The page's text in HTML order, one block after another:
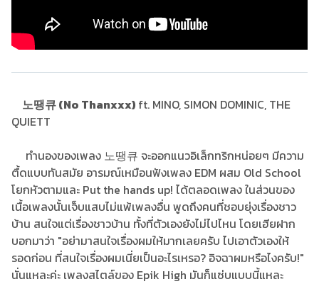
노땡큐 (No Thanxxx) ft. MINO, SIMON DOMINIC, THE
QUIETT
ทำนองของเพลง 노땡큐 จะออกแนวอิเล็กทริกหน่อยๆ มีความ
ตื้ดแบบทันสมัย อารมณ์เหมือนฟังเพลง EDM ผสม Old School
โยกหัวตามและ Put the hands up! ได้ตลอดเพลง ในส่วนของ
เนื้อเพลงนั้นเจ็บแสบไม่แพ้เพลงอื่น พูดถึงคนที่ชอบยุ่งเรื่องชาว
บ้าน สนใจแต่เรื่องชาวบ้าน ทั้งที่ตัวเองยังไม่ไปไหน โดยเฮียฝาก
บอกมาว่า "อย่ามาสนใจเรื่องผมให้มากเลยครับ ไปเอาตัวเองให้
รอดก่อน ที่สนใจเรื่องผมเนี่ยเป็นอะไรเหรอ? อิจฉาผมหรือไงครับ!"
นั่นแหละค่ะ เพลงสไตล์ของ Epik High มันก็แซ่บแบบนี้แหละ